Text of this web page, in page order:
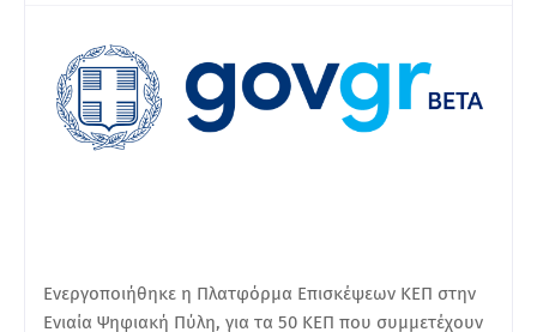
Eνεργοποιήθηκε η Πλατφόρμα Επισκέψεων ΚΕΠ στην
Ενιαία Ψηφιακή Πύλη, για τα 50 ΚΕΠ που συμμετέχουν